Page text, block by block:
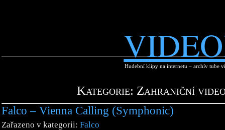
Hudební klipy na internetu – archív tube
Kategorie: Zahraniční
Falco – Vienna Calling (Symphonic)
Zařazeno v kategorii: Falco